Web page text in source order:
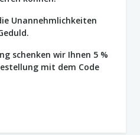
Unannehmlichkeiten
schenken wir Ihnen 5 %
mit dem Code